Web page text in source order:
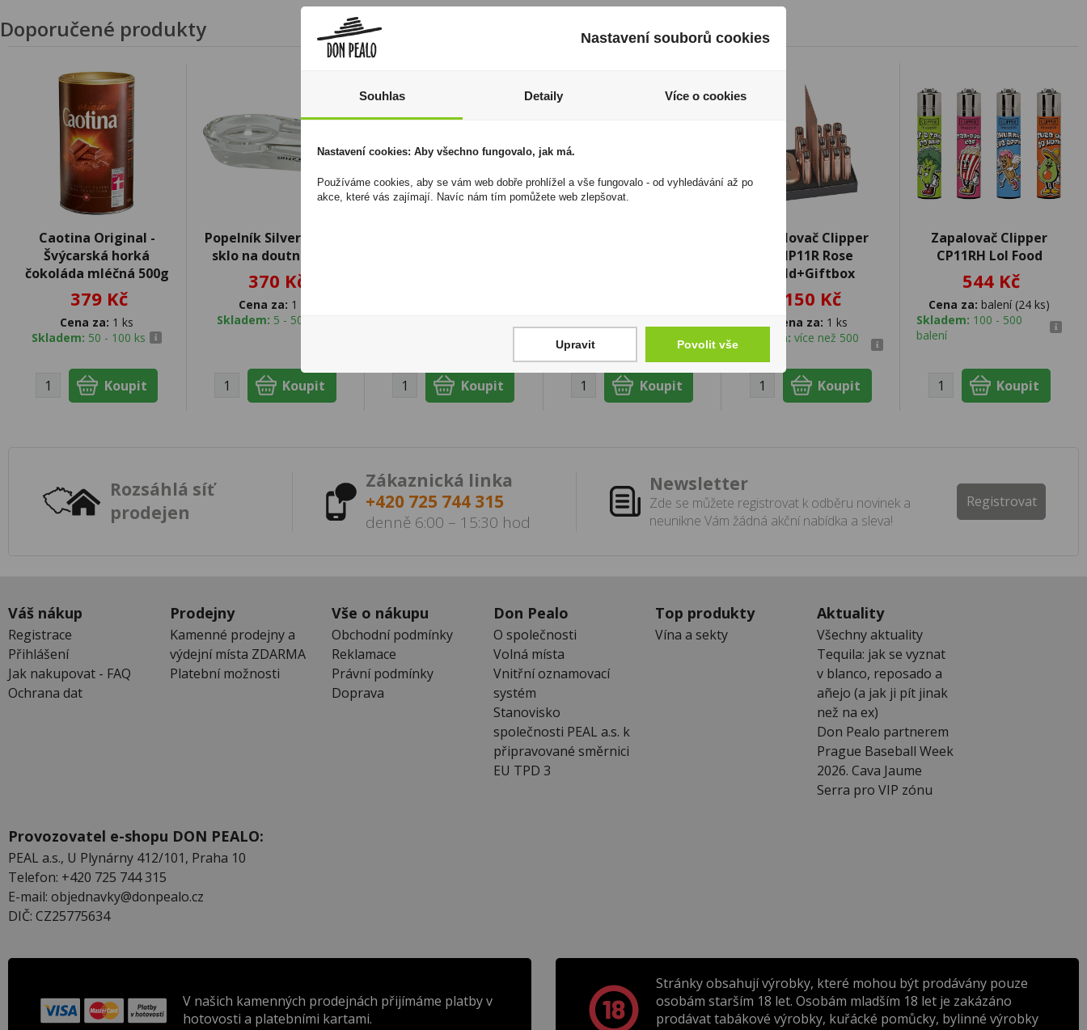
Doporučené produkty
Caotina Original -
Švýcarská horká
čokoláda mléčná 500g
379 Kč
Cena za: 1 ks
Skladem: 50 - 100 ks
Popelník Silver Match
sklo na doutnik bílý
370 Kč
Cena za: 1 ks
Skladem: 5 - 50 ks
Skladem:
5 - 50 balení
Zapalovač Clipper
CMP11R Rose
Gold+Giftbox
150 Kč
Cena za: 1 ks
Skladem:více než 500
Zapalovač Clipper
CP11RH Lol Food
544 Kč
Cena za: balení (24 ks)
Skladem: 100 - 500
balení
Rozsáhlá síť
prodejen
Zákaznická linka
+420 725 744 315
denně 6:00 – 15:30 hod
Newsletter
Zde se můžete registrovat k odběru novinek a
neunikne Vám žádná akční nabídka a sleva!
Registrovat
Váš nákup
Registrace
Přihlášení
Jak nakupovat - FAQ
Ochrana dat
Prodejny
Kamenné prodejny a
výdejní místa ZDARMA
Platební možnosti
Vše o nákupu
Obchodní podmínky
Reklamace
Právní podmínky
Doprava
Don Pealo
O společnosti
Volná místa
Vnitřní oznamovací
systém
Stanovisko
společnosti PEAL a.s. k
připravované směrnici
EU TPD 3
Top produkty
Vína a sekty
Aktuality
Všechny aktuality
Tequila: jak se vyznat
v blanco, reposado a
añejo (a jak ji pít jinak
než na ex)
Don Pealo partnerem
Prague Baseball Week
2026. Cava Jaume
Serra pro VIP zónu
Provozovatel e-shopu DON PEALO:
PEAL a.s., U Plynárny 412/101, Praha 10
Telefon: +420 725 744 315
E-mail: objednavky@donpealo.cz
DIČ: CZ25775634
V našich kamenných prodejnách přijímáme platby v
hotovosti a platebními kartami.
Stránky obsahují výrobky, které mohou být prodávány pouze
osobám starším 18 let. Osobám mladším 18 let je zakázáno
prodávat tabákové výrobky, kuřácké pomůcky, bylinné výrobky
Nastavení souborů cookies
Souhlas Detaily Více o cookies
Nastavení cookies: Aby všechno fungovalo, jak má.
Používáme cookies, aby se vám web dobře prohlížel a vše fungovalo - od vyhledávání až po
akce, které vás zajímají. Navíc nám tím pomůžete web zlepšovat.
Upravit Povolit vše